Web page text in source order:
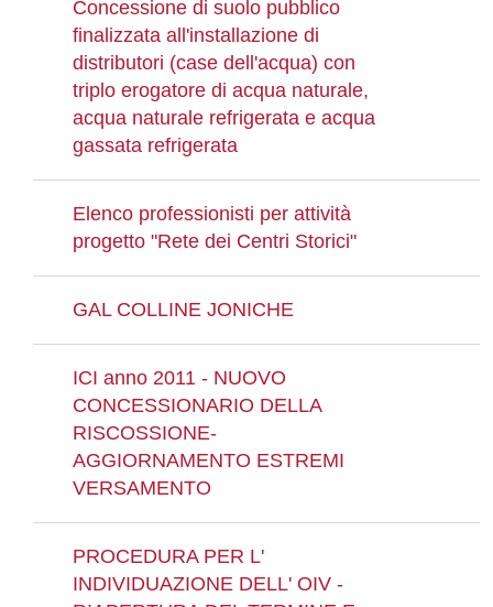
Concessione di suolo pubblico
finalizzata all'installazione di
distributori (case dell'acqua) con
triplo erogatore di acqua naturale,
acqua naturale refrigerata e acqua
gassata refrigerata
Elenco professionisti per attività
progetto "Rete dei Centri Storici"
GAL COLLINE JONICHE
ICI anno 2011 - NUOVO
CONCESSIONARIO DELLA
RISCOSSIONE-
AGGIORNAMENTO ESTREMI
VERSAMENTO
PROCEDURA PER L'
INDIVIDUAZIONE DELL' OIV -